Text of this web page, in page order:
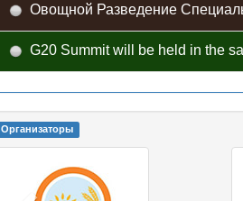
Овощной Разведение
G20 Summit will be held in the
Oрганизаторы